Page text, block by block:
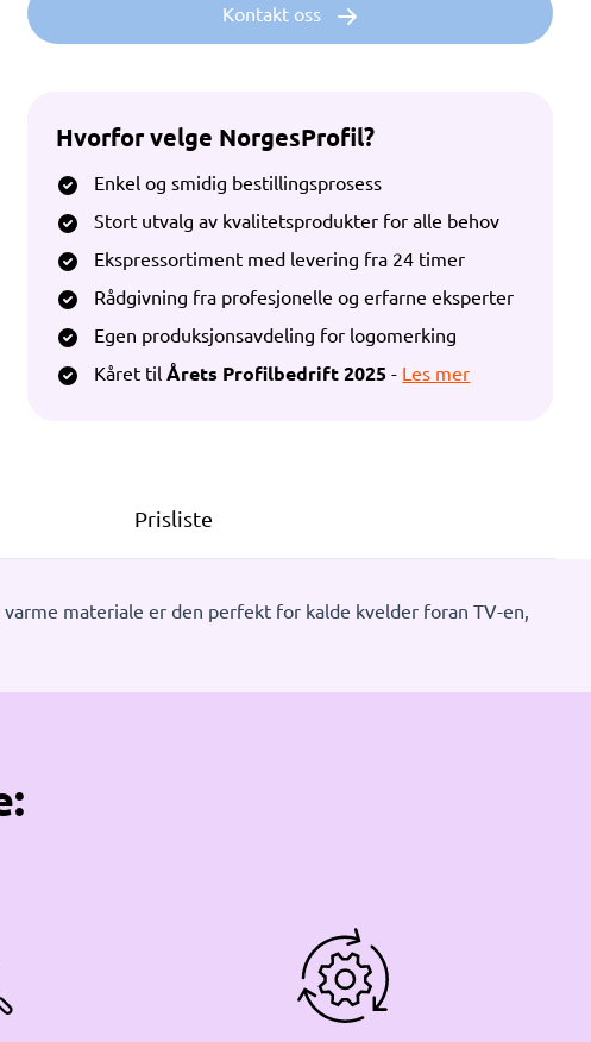
Kontakt oss
Hvorfor velge NorgesProfil?
Enkel og smidig bestillingsprosess
Stort utvalg av kvalitetsprodukter for alle behov
Ekspressortiment med levering fra 24 timer
Rådgivning fra profesjonelle og erfarne eksperter
Egen produksjonsavdeling for logomerking
Kåret til Årets Profilbedrift 2025 - Les mer
Prisliste
materiale er den perfekt for kalde kvelder foran TV-en,